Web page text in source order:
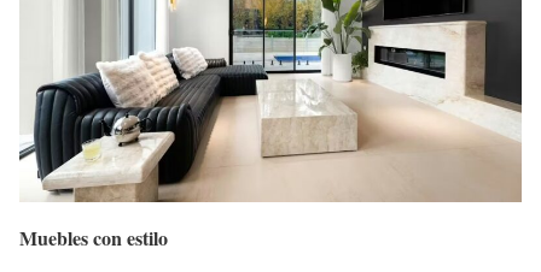
Muebles con estilo